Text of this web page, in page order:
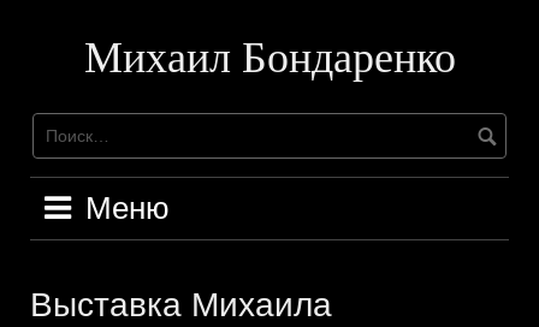
содержимомуМихаил Бондаренко
Меню
Выставка Михаила